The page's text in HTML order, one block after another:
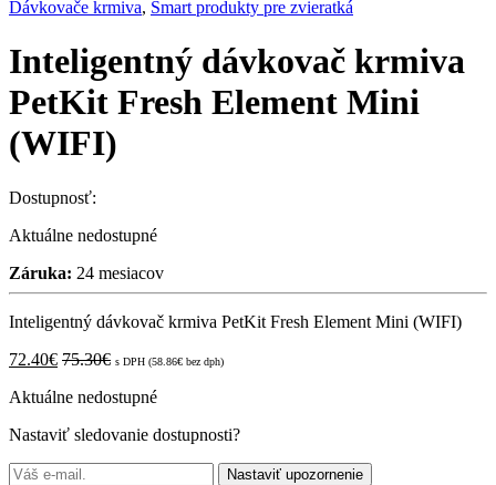
Dávkovače krmiva, Smart produkty pre zvieratká
Inteligentný dávkovač krmiva
PetKit Fresh Element Mini
(WIFI)
Dostupnosť:
Aktuálne nedostupné
Záruka: 24 mesiacov
Inteligentný dávkovač krmiva PetKit Fresh Element Mini (WIFI)
72.40€ 75.30€ s DPH (58.86€ bez dph)
Aktuálne nedostupné
Nastaviť sledovanie dostupnosti?
Nastaviť upozornenie